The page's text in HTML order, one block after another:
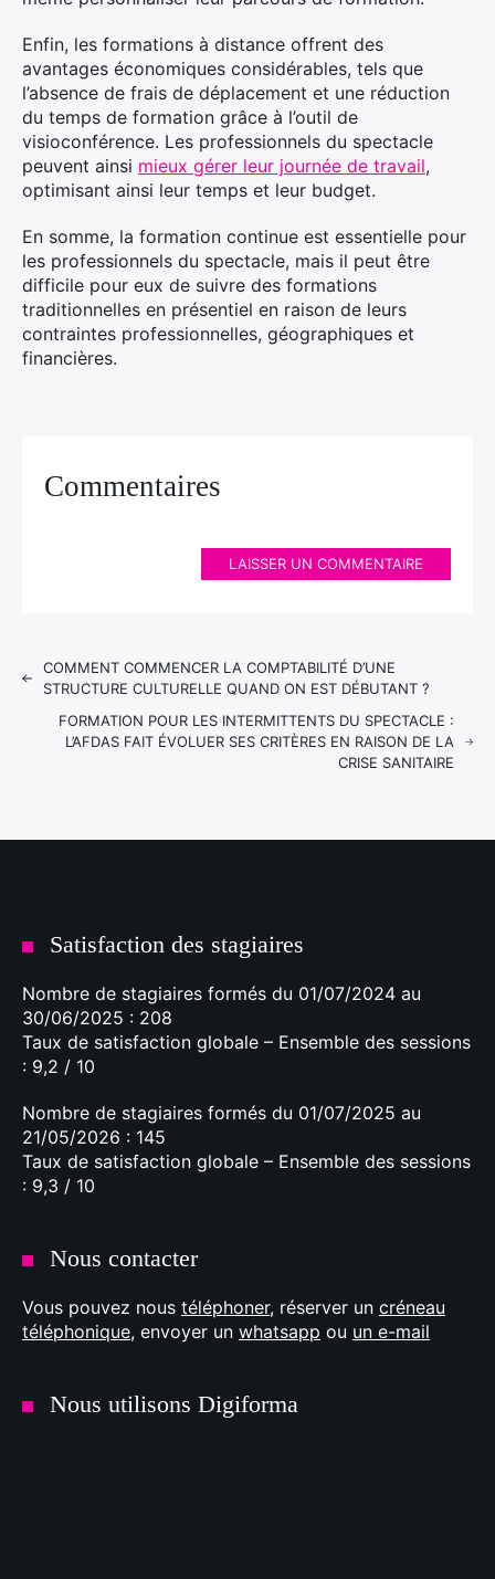
Enfin, les formations à distance offrent des
avantages économiques considérables, tels que
l’absence de frais de déplacement et une réduction
du temps de formation grâce à l’outil de
visioconférence. Les professionnels du spectacle
peuvent ainsi mieux gérer leur journée de travail,
optimisant ainsi leur temps et leur budget.
En somme, la formation continue est essentielle pour
les professionnels du spectacle, mais il peut être
difficile pour eux de suivre des formations
traditionnelles en présentiel en raison de leurs
contraintes professionnelles, géographiques et
financières.
Commentaires
LAISSER UN COMMENTAIRE
COMMENT COMMENCER LA COMPTABILITÉ D’UNE
STRUCTURE CULTURELLE QUAND ON EST DÉBUTANT ?
FORMATION POUR LES INTERMITTENTS DU SPECTACLE :
L’AFDAS FAIT ÉVOLUER SES CRITÈRES EN RAISON DE LA
CRISE SANITAIRE
Satisfaction des stagiaires
Nombre de stagiaires formés du 01/07/2024 au
30/06/2025 : 208
Taux de satisfaction globale – Ensemble des sessions
: 9,2 / 10
Nombre de stagiaires formés du 01/07/2025 au
21/05/2026 : 145
Taux de satisfaction globale – Ensemble des sessions
: 9,3 / 10
Nous contacter
Vous pouvez nous téléphoner, réserver un créneau
téléphonique, envoyer un whatsapp ou un e-mail
Nous utilisons Digiforma